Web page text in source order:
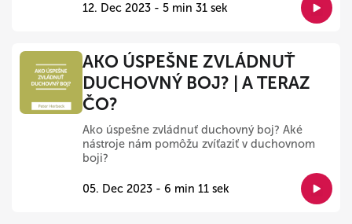
12. Dec 2023 - 5 min 31 sek
AKO ÚSPEŠNE ZVLÁDNUŤ
DUCHOVNÝ BOJ? | A TERAZ
ČO?
Ako úspešne zvládnuť duchovný boj? Aké
nástroje nám pomôžu zvíťaziť v duchovnom
boji?
05. Dec 2023 - 6 min 11 sek